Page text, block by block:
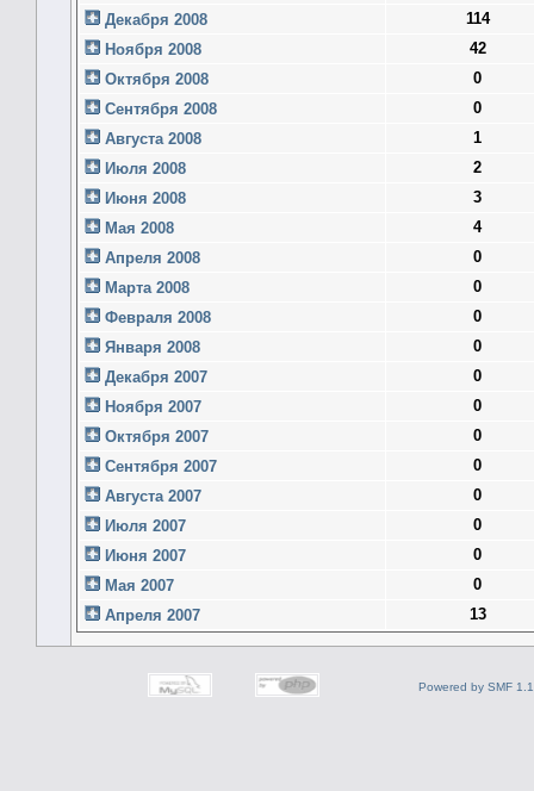
Декабря 2008
114
Ноября 2008
42
Октября 2008
0
Сентября 2008
0
Августа 2008
1
Июля 2008
2
Июня 2008
3
Мая 2008
4
Апреля 2008
0
Марта 2008
0
Февраля 2008
0
Января 2008
0
Декабря 2007
0
Ноября 2007
0
Октября 2007
0
Сентября 2007
0
Августа 2007
0
Июля 2007
0
Июня 2007
0
Мая 2007
0
Апреля 2007
13
Powered by SMF